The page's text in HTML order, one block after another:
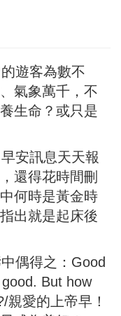
遊客為數不
氣象萬千，不
生命？或只是
安訊息天天報
還得花時間刪
何時是黃金時
出就是起床後
偶得之：Good
But how
愛的上帝早！